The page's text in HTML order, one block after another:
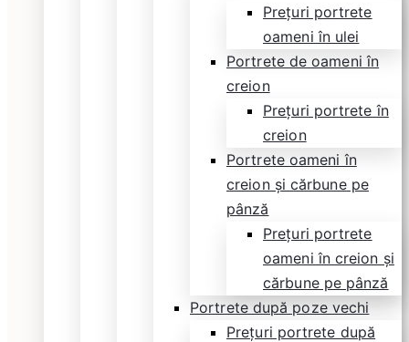
Prețuri portrete
oameni în ulei
Portrete de oameni în
creion
Prețuri portrete în
creion
Portrete oameni în
creion și cărbune pe
pânză
Prețuri portrete
oameni în creion și
cărbune pe pânză
Portrete după poze vechi
Prețuri portrete după